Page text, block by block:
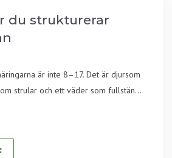
du strukturerar
är inte 8–17. Det är djursom
strular och ett väder som fullstän...